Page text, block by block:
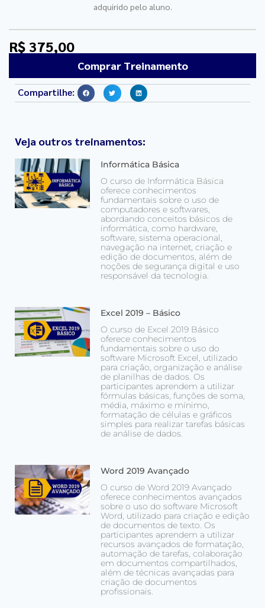
adquirido pelo aluno.
R$ 375,00
Comprar Treinamento
Compartilhe:
Veja outros treinamentos:
Informática Básica
O curso de Informática Básica
oferece conhecimentos
fundamentais sobre o uso de
computadores e softwares,
abordando conceitos básicos de
informática, como hardware,
software, sistema operacional,
navegação na internet, criação e
edição de documentos, além de
noções de segurança digital e uso
responsável da tecnologia.
Excel 2019 – Básico
O curso de Excel 2019 Básico
oferece conhecimentos
fundamentais sobre o uso do
software Microsoft Excel, utilizado
para criação, organização e análise
de planilhas de dados. Os
participantes aprendem a utilizar
fórmulas básicas, funções de soma,
média, máximo e mínimo,
formatação de células e gráficos
simples para realizar tarefas básicas
de análise de dados.
Word 2019 Avançado
O curso de Word 2019 Avançado
oferece conhecimentos avançados
sobre o uso do software Microsoft
Word, utilizado para criação e edição
de documentos de texto. Os
participantes aprendem a utilizar
recursos avançados de formatação,
automação de tarefas, colaboração
em documentos compartilhados,
além de técnicas avançadas para
criação de documentos
profissionais.